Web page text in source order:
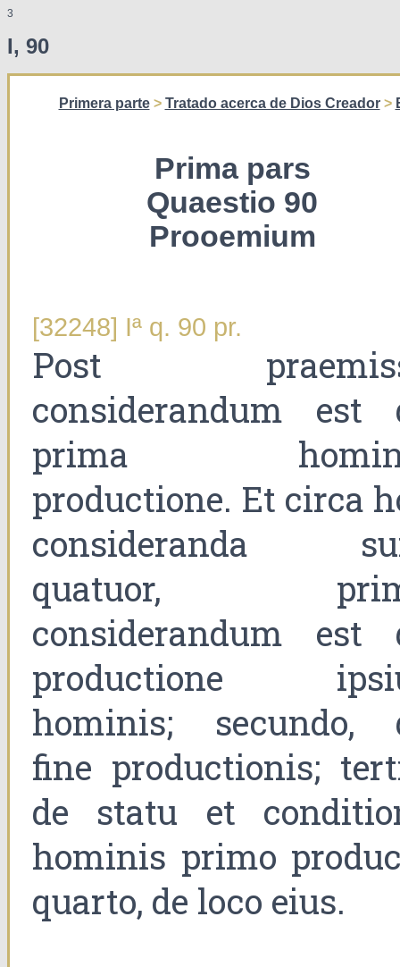
3
I, 90
Primera parte> Tratado acerca de Dios Creador>
Prima pars
Quaestio 90
Prooemium
[32248] Iª q. 90 pr.
Post
considerandum est
prima
productione. Et circa
consideranda
quatuor,
considerandum est
productione
hominis; secundo,
fine productionis;
de statu et
hominis primo
quarto, de loco eius.